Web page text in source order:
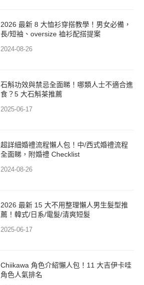
2026 最新 8 大恤衫穿搭教學！男女必備，
長/短袖、oversize 裇衫配搭提案
2024-08-26
石斛功效與禁忌全面睇！哪類人士不適合進
食？5 大石斛茶推薦
2025-06-17
超詳細婚禮流程懶人包！中/西式婚禮流程
全面睇，附婚禮 Checklist
2024-08-26
2026 最新 15 大不用整理懶人男生髮型推
薦！韓式/日系/電髮/清爽短髮
2025-06-17
Chiikawa 角色介紹懶人包！11 大吉伊卡哇
角色人氣排名